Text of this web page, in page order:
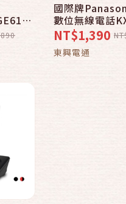
話
國際牌
數位無線電話
TGB310/KX-
TGB310TW_
藍色可選
NT$1,390
東興電通